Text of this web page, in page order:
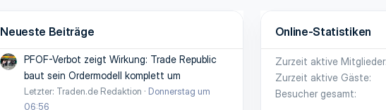
Neueste Beiträge
PFOF-Verbot zeigt Wirkung: Trade Republic
baut sein Ordermodell komplett um
Letzter: Traden.de Redaktion
Donnerstag um
06:56
Online-Statistiken
Zurzeit aktive Mitglieder
Zurzeit aktive Gäste
Besucher gesamt